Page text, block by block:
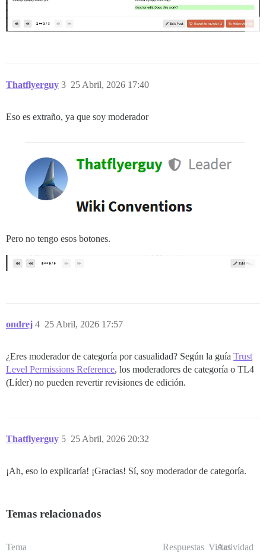
Thatflyerguy 25 Abril, 2026 17:40
3
Eso es extraño, ya que soy moderador
Pero no tengo esos botones.
ondrej 25 Abril, 2026 17:57
4
¿Eres moderador de categoría por casualidad? Según la guía Trust
Level Permissions Reference, los moderadores de categoría o TL4
(Líder) no pueden revertir revisiones de edición.
Thatflyerguy 25 Abril, 2026 20:32
5
¡Ah, eso lo explicaría! ¡Gracias! Sí, soy moderador de categoría.
Temas relacionados
Tema Respuestas Vistas
Actividad